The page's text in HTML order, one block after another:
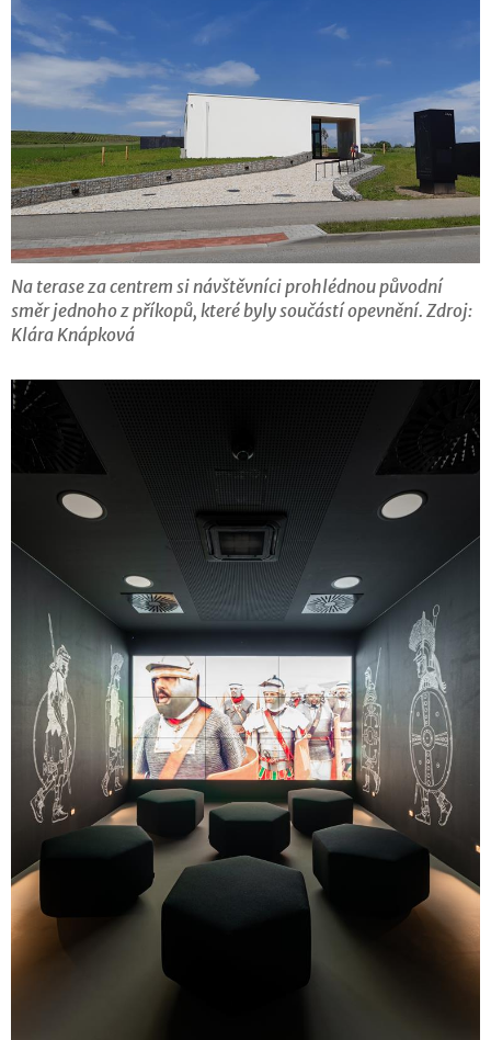
Na terase za centrem si návštěvníci prohlédnou původní
směr jednoho z příkopů, které byly součástí opevnění. Zdroj:
Klára Knápková